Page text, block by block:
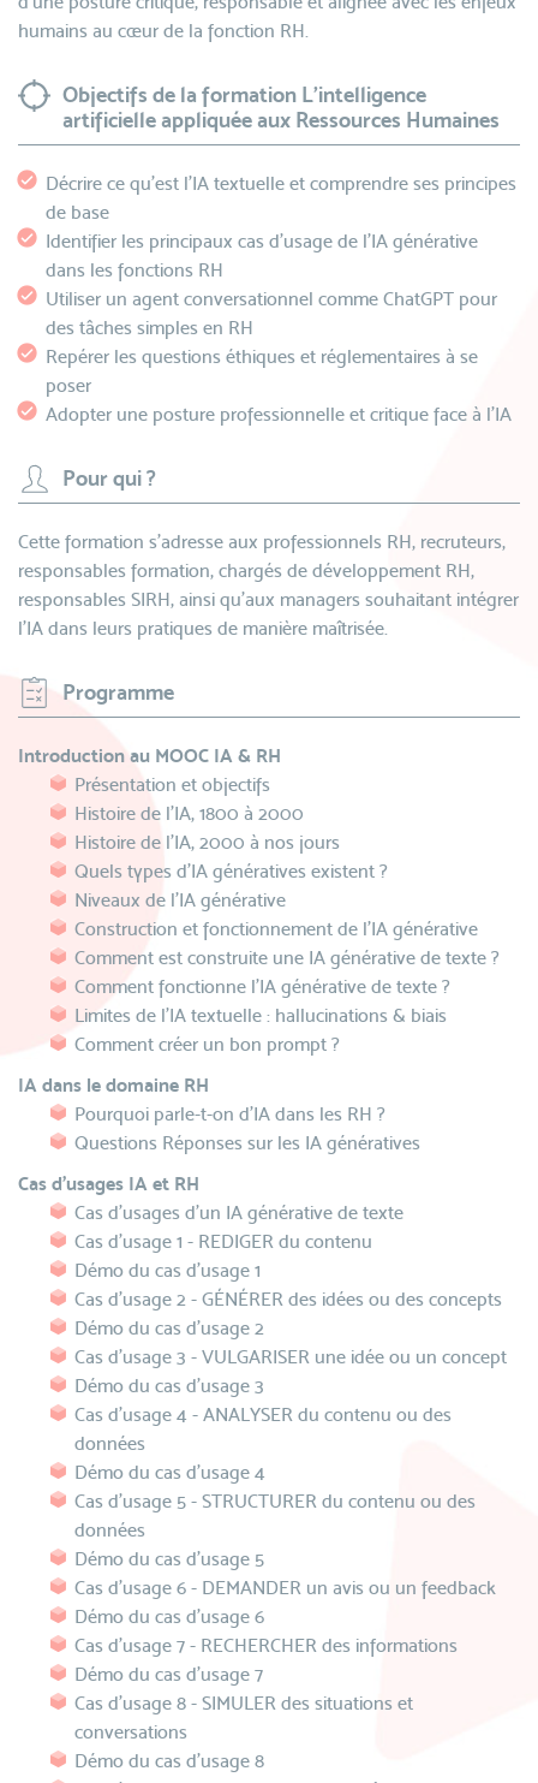
humains au cœur de la fonction RH.
Objectifs de la formation L'intelligence
artificielle appliquée aux Ressources Humaines
Décrire ce qu’est l’IA textuelle et comprendre ses principes
de base
Identifier les principaux cas d’usage de l’IA générative
dans les fonctions RH
Utiliser un agent conversationnel comme ChatGPT pour
des tâches simples en RH
Repérer les questions éthiques et réglementaires à se
poser
Adopter une posture professionnelle et critique face à l’IA
Pour qui ?
Cette formation s’adresse aux professionnels RH, recruteurs,
responsables formation, chargés de développement RH,
responsables SIRH, ainsi qu’aux managers souhaitant intégrer
l’IA dans leurs pratiques de manière maîtrisée.
Programme
Introduction au MOOC IA & RH
Présentation et objectifs
Histoire de l’IA, 1800 à 2000
Histoire de l'IA, 2000 à nos jours
Quels types d’IA génératives existent ?
Niveaux de l’IA générative
Construction et fonctionnement de l'IA générative
Comment est construite une IA générative de texte ?
Comment fonctionne l’IA générative de texte ?
Limites de l’IA textuelle : hallucinations & biais
Comment créer un bon prompt ?
IA dans le domaine RH
Pourquoi parle-t-on d’IA dans les RH ?
Questions Réponses sur les IA génératives
Cas d’usages IA et RH
Cas d’usages d’un IA générative de texte
Cas d’usage 1 - REDIGER du contenu
Démo du cas d’usage 1
Cas d'usage 2 - GÉNÉRER des idées ou des concepts
Démo du cas d’usage 2
Cas d’usage 3 - VULGARISER une idée ou un concept
Démo du cas d’usage 3
Cas d'usage 4 - ANALYSER du contenu ou des
données
Démo du cas d’usage 4
Cas d’usage 5 - STRUCTURER du contenu ou des
données
Démo du cas d’usage 5
Cas d'usage 6 - DEMANDER un avis ou un feedback
Démo du cas d’usage 6
Cas d’usage 7 - RECHERCHER des informations
Démo du cas d’usage 7
Cas d'usage 8 - SIMULER des situations et
conversations
Démo du cas d’usage 8